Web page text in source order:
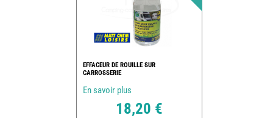
EFFACEUR DE ROUILLE SUR
CARROSSERIE
En savoir plus
18,20 €